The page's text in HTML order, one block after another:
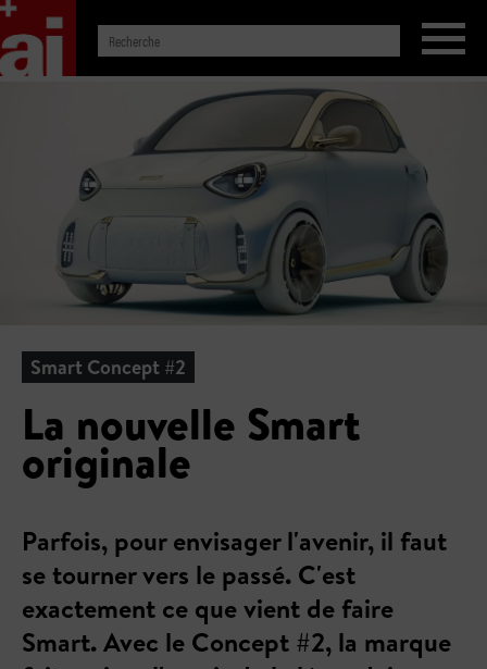
Smart Concept #2
La nouvelle Smart
originale
Parfois, pour envisager l'avenir, il faut
se tourner vers le passé. C'est
exactement ce que vient de faire
Smart. Avec le Concept #2, la marque